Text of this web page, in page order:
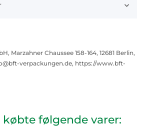
Marzahner Chaussee 158-164, 12681 Berlin,
verpackungen.de, https://www.bft-
følgende varer: